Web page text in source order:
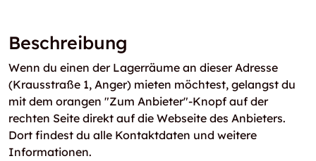
Beschreibung
Wenn du einen der Lagerräume an dieser Adresse
(Krausstraße 1, Anger) mieten möchtest, gelangst du
mit dem orangen "Zum Anbieter"-Knopf auf der
rechten Seite direkt auf die Webseite des Anbieters.
Dort findest du alle Kontaktdaten und weitere
Informationen.